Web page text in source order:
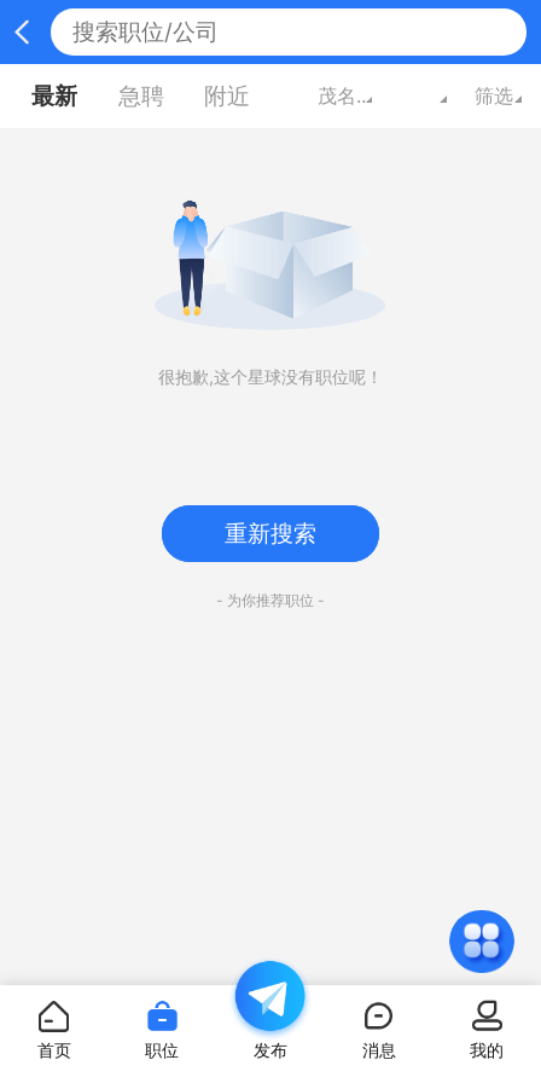
最新 急聘 附近 茂名广东 筛选
很抱歉,这个星球没有职位呢！
重新搜索
- 为你推荐职位 -
首页 职位 发布 消息 我的